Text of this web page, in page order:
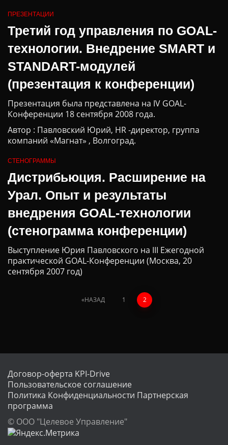
ПРЕЗЕНТАЦИИ
Третий год управления по GOAL-
технологии. Внедрение SMART и
STANDART-модулей
(презентация к конференции)
Презентация была представлена на IV GOAL-
Конференции 18 сентября 2008 года.
Автор : Павловский Юрий, HR -директор, группа
компаний «Магнат» , Волгоград.
СТЕНОГРАММЫ
Дистрибьюция. Расширение на
Урал. Опыт и результаты
внедрения GOAL-технологии
(стенограмма конференции)
Выступление Юрия Павловского на III Ежегодной
практической GOAL-Конференции (Москва, 20
сентября 2007 год)
НАЗАД 1 2
Договор-оферта KPI-Drive
Пользовательское соглашение
Политика Конфиденциальности Партнерская
программа
© ООО "Целевое Управление"